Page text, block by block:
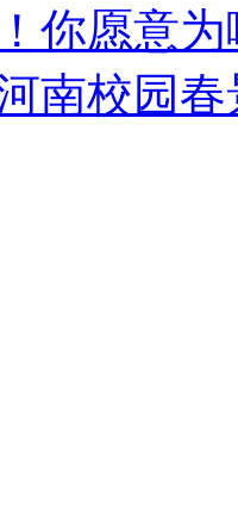
你愿意
南校园